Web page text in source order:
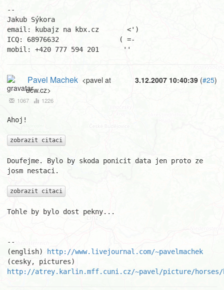
--
Jakub Sýkora
email: kubajz na kbx.cz       <')
ICQ: 68976632               ( =-
mobil: +420 777 594 201      ''
3.12.2007 10:40:39 (#25)
Pavel Machek <pavel at
ucw.cz>
1067 1226
Ahoj!
zobrazit citaci
Doufejme. Bylo by skoda ponicit data jen proto ze
josm nestaci.
zobrazit citaci
Tohle by bylo dost pekny...
--
(english)
http://www.livejournal.com/~pavelmachek
http://atrey.karlin.mff.cuni.cz/~pavel/picture/horses/